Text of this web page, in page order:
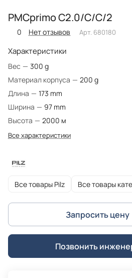
PMCprimo C2.0/C/C/2
0 Нет отзывов Арт. 680180
Характеристики
Вес — 300 g
Материал корпуса — 200 g
Длина — 173 mm
Ширина — 97 mm
Высота — 2000 м
Все характеристики
Все товары Pilz Все товары
Запросить цену
Позвонить